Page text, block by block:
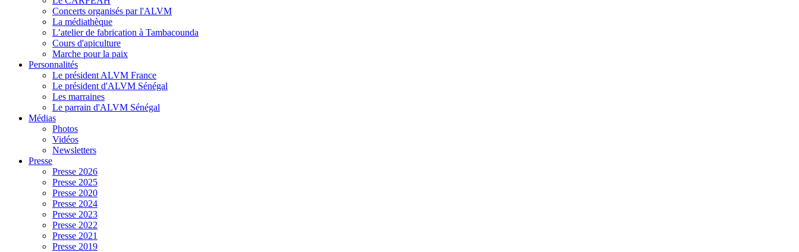
Concerts organisés par l'ALVM
La médiathèque
L’atelier de fabrication à Tambacounda
Cours d'apiculture
Marche pour la paix
Personnalités
Le président ALVM France
Le président d'ALVM Sénégal
Les marraines
Le parrain d'ALVM Sénégal
Médias
Photos
Vidéos
Newsletters
Presse
Presse 2026
Presse 2025
Presse 2020
Presse 2024
Presse 2023
Presse 2022
Presse 2021
Presse 2019